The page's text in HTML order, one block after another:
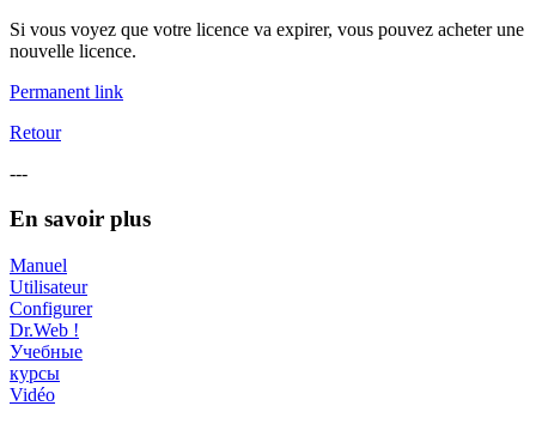
Si vous voyez que votre licence va expirer, vous pouvez acheter une
nouvelle licence.
Permanent link
Retour
---
En savoir plus
Manuel
Utilisateur
Configurer
Dr.Web !
Учебные
курсы
Vidéo